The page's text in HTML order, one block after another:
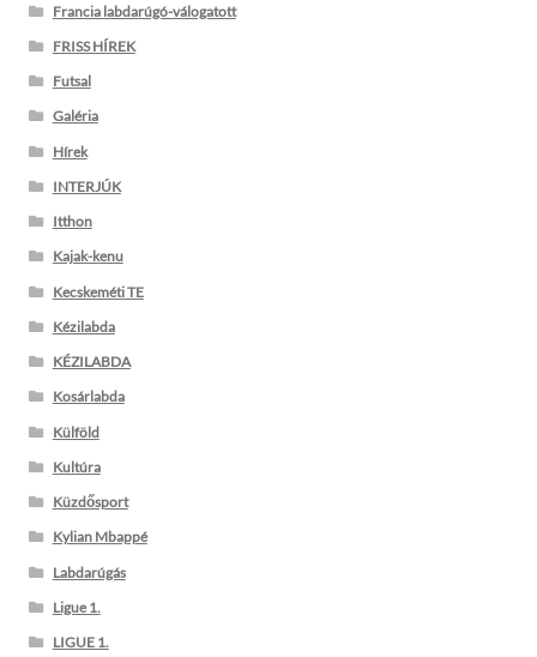
Francia labdarúgó-válogatott
FRISS HÍREK
Futsal
Galéria
Hírek
INTERJÚK
Itthon
Kajak-kenu
Kecskeméti TE
Kézilabda
KÉZILABDA
Kosárlabda
Külföld
Kultúra
Küzdősport
Kylian Mbappé
Labdarúgás
Ligue 1.
LIGUE 1.